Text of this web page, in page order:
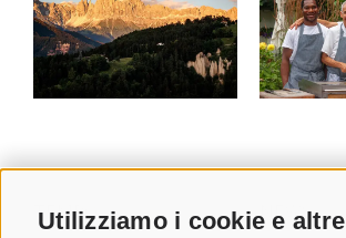
Utilizziamo i cookie e altre
TEMPO NEWS